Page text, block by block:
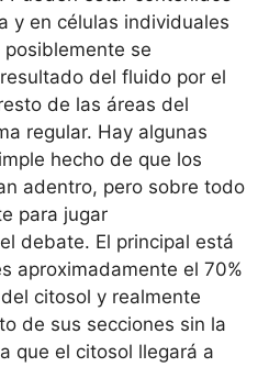
y en células individuales
se
del fluido por el
de las áreas del
regular. Hay algunas
hecho de que los
adentro, pero sobre todo
para jugar
debate. El principal está
aproximadamente el 70%
citosol y realmente
de sus secciones sin la
que el citosol llegará a